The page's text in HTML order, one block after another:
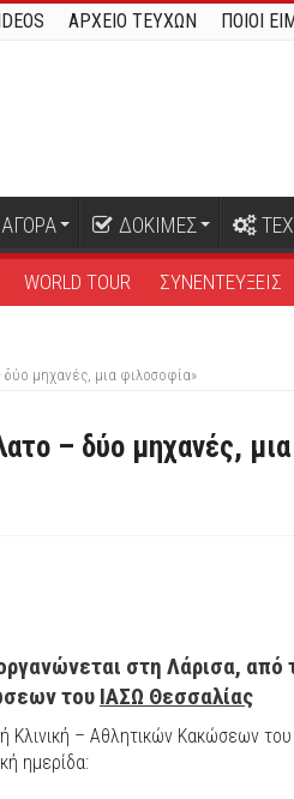
ΑΡΧΕΙΟ ΤΕΥΧΩΝ ΠΟΙΟΙ
ΑΓΟΡΑ ΔΟΚΙΜΕΣ
WORLD TOUR ΣΥΝΕΝΤΕΥΞΕΙΣ
μηχανές, μια φιλοσοφία»
– δύο μηχανές, μια
στη Λάρισα, από
του ΙΑΣΩ Θεσσαλίας
Κλινική – Αθλητικών Κακώσεων
ημερίδα: